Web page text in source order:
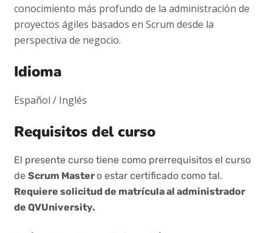
conocimiento más profundo de la administración de
proyectos ágiles basados en Scrum desde la
perspectiva de negocio.
Idioma
Español / Inglés
Requisitos del curso
El presente curso tiene como prerrequisitos el curso
de Scrum Mastero estar certificado como tal.
Requiere solicitud de matrícula al administrador
de QVUniversity.